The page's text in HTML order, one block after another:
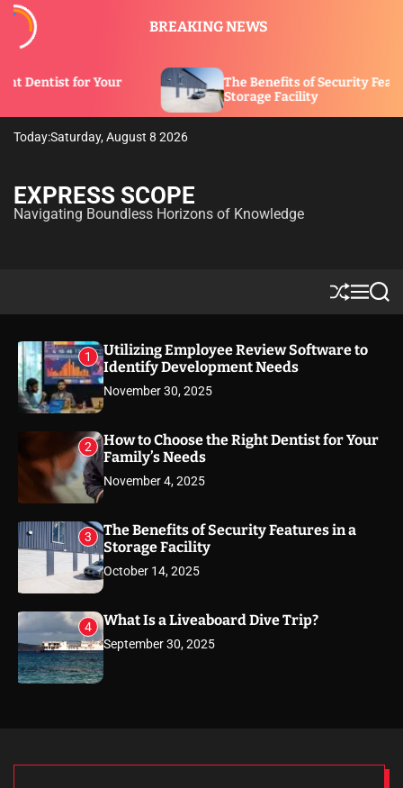
BREAKING NEWS
The Benefits of Security Features in a
Storage Facility
Today:Saturday, August 8 2026
EXPRESS SCOPE
Navigating Boundless Horizons of Knowledge
S
h
ff
l
M
e
u
S
e
1
Utilizing Employee Review Software to
Identify Development Needs
November 30, 2025
2
How to Choose the Right Dentist for Your
Family’s Needs
November 4, 2025
3
The Benefits of Security Features in a
Storage Facility
October 14, 2025
4 What Is a Liveaboard Dive Trip?
September 30, 2025